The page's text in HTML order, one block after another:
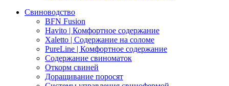
Свиноводство
BFN Fusion
Havito | Комфортное содержание
Xaletto | Содержание на соломе
PureLine | Комфортное содержание
Содержание свиноматок
Откорм свиней
Доращивание поросят